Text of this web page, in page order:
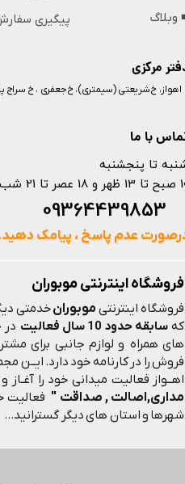
فروشگاه اینترنتی موبوران
فروشگاه اینترنتی موبورانخدمتی
که سابقه حدود 10 سال فعالیت
در
های همراه و لوازم جانبی برای
فروش را در کارنامه خود دارد. ایــن
اهــواز فعالیت میدانی خود را
مداری,اصالت , صداقت " فعالیت
شهرها و استان های دیگر گسترانید...
مرکزی
با ما
اهواز، خ شریعتی (سیمتری)، خ جعفری ، خ سراج
تا پنجشنبه
تا 21 شب
عدم پاسخ ، پیامک
وبلاگ
پیگیری